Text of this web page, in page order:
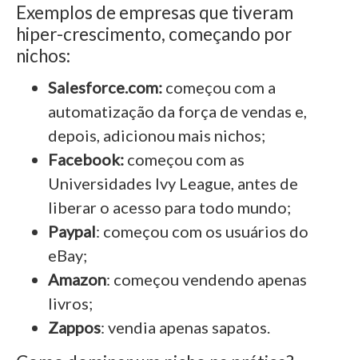
Exemplos de empresas que tiveram
hiper-crescimento, começando por
nichos:
Salesforce.com: começou com a
automatização da força de vendas e,
depois, adicionou mais nichos;
Facebook: começou com as
Universidades Ivy League, antes de
liberar o acesso para todo mundo;
Paypal: começou com os usuários do
eBay;
Amazon: começou vendendo apenas
livros;
Zappos: vendia apenas sapatos.